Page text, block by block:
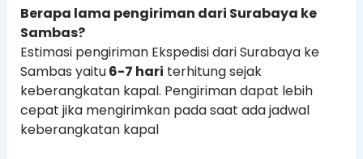
Berapa lama pengiriman dari Surabaya ke
Sambas?
Estimasi pengiriman Ekspedisi dari Surabaya ke
Sambas yaitu6-7 hari terhitung sejak
keberangkatan kapal. Pengiriman dapat lebih
cepat jika mengirimkan pada saat ada jadwal
keberangkatan kapal